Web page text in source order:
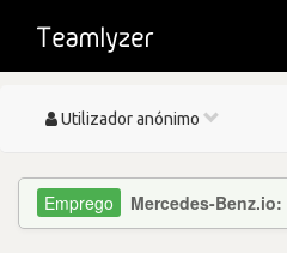
Toggle
Utilizador anónimo
Mercedes-Benz.io: